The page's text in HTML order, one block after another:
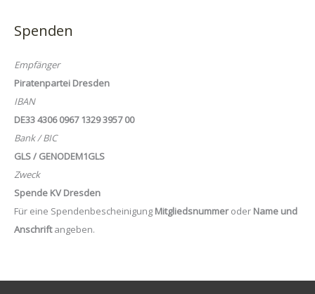
Spenden
Empfänger
Piratenpartei Dresden
IBAN
DE33 4306 0967 1329 3957 00
Bank / BIC
GLS / GENODEM1GLS
Zweck
Spende KV Dresden
Für eine Spendenbescheinigung Mitgliedsnummeroder Name und
Anschriftangeben.